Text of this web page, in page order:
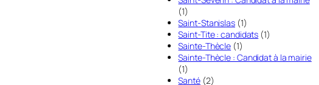
(1)
Saint-Stanislas(1)
Saint-Tite : candidats (1)
Sainte-Thècle (1)
Sainte-Thècle : Candidat à la mairie
(1)
Santé(2)